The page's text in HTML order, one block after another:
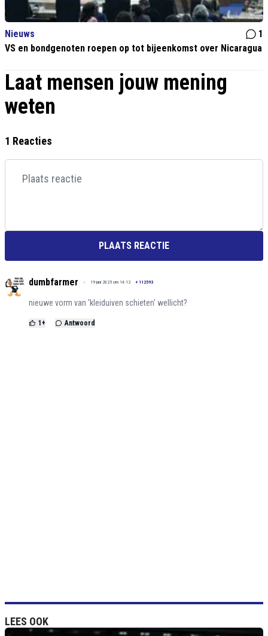
Nieuws
1
VS en bondgenoten roepen op tot bijeenkomst over Nicaragua
Laat mensen jouw mening
weten
1 Reacties
PLAATS REACTIE
dumbfarmer 19 juni 2025 om 14:12 + 112593
nieuwe vorm van 'kleiduiven schieten' wellicht?
1 + Antwoord
LEES OOK